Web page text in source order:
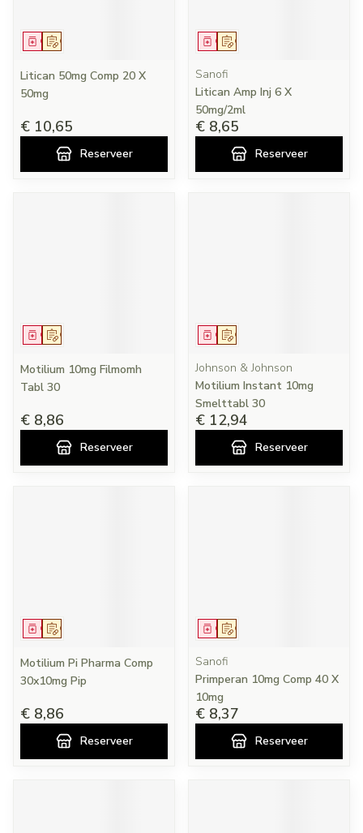
Op voorschrift
Geneesmiddel
Litican 50mg Comp 20 X
50mg
€ 10,65
Reserveer
Op voorschrift
Geneesmiddel
Sanofi
Litican Amp Inj 6 X
50mg/2ml
€ 8,65
Reserveer
Op voorschrift
Geneesmiddel
Motilium 10mg Filmomh
Tabl 30
€ 8,86
Reserveer
Op voorschrift
Geneesmiddel
Johnson & Johnson
Motilium Instant 10mg
Smelttabl 30
€ 12,94
Reserveer
Op voorschrift
Geneesmiddel
Motilium Pi Pharma Comp
30x10mg Pip
€ 8,86
Reserveer
Op voorschrift
Geneesmiddel
Sanofi
Primperan 10mg Comp 40 X
10mg
€ 8,37
Reserveer